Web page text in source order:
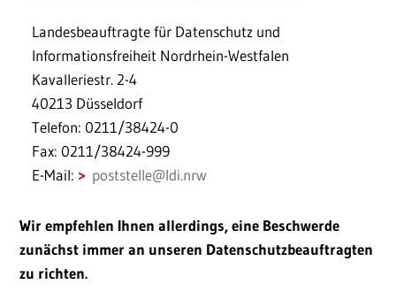
Landesbeauftragte für Datenschutz und
Informationsfreiheit Nordrhein-Westfalen
Kavalleriestr. 2-4
40213 Düsseldorf
Telefon: 0211/38424-0
Fax: 0211/38424-999
E-Mail:
poststelle@ldi.nrw
Wir empfehlen Ihnen allerdings, eine Beschwerde
zunächst immer an unseren Datenschutzbeauftragten
zu richten.